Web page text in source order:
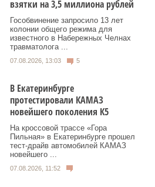
взятки на 3,5 миллиона рублей
Гособвинение запросило 13 лет
колонии общего режима для
известного в Набережных Челнах
травматолога ...
07.08.2026, 13:03 5
В Екатеринбурге
протестировали КАМАЗ
новейшего поколения К5
На кроссовой трассе «Гора
Пильная» в Екатеринбурге прошел
тест-драйв автомобилей КАМАЗ
новейшего ...
07.08.2026, 11:52